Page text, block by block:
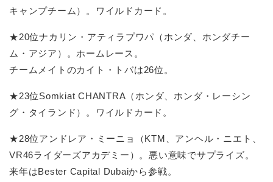
キャンプチーム）。ワイルドカード。
★20位ナカリン・アティラプワパ（ホンダ、ホンダチー
ム・アジア）。ホームレース。
チームメイトのカイト・トバは26位。
★23位Somkiat CHANTRA（ホンダ、ホンダ・レーシン
グ・タイランド）。ワイルドカード。
★28位アンドレア・ミーニョ（KTM、アンヘル・ニエト、
VR46ライダーズアカデミー）。悪い意味でサプライズ。
来年はBester Capital Dubaiから参戦。